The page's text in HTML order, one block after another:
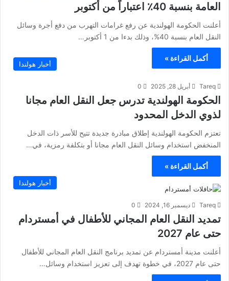
العامة بنسبة 40٪ اعتباراً من أكتوبر
أعلنت الحكومة الهولندية عن رفع غرامات التهرب من دفع أجرة وسائل
النقل العام بنسبة 40%، وذلك بدءا من 1 أكتوبر…
أكمل القراءة »
أخبار هولندا
Tareq أبريل 28, 2025 0
الحكومة الهولندية تدرس جعل النقل العام مجانا
لذوي الدخل المحدود
تعتزم الحكومة الهولندية إطلاق مبادرة جديدة تتيح للأسر ذات الدخل
المنخفض استخدام وسائل النقل العام مجانا أو بتكلفة رمزية، في…
أكمل القراءة »
أخبار هولندا
Tareq ديسمبر 16, 2024 0
تمديد النقل العام المجاني للأطفال في أمستردام
حتى عام 2027
أعلنت مدينة أمستردام عن تمديد برنامج النقل العام المجاني للأطفال
حتى عام 2027، في خطوة تهدف إلى تعزيز استخدام وسائل…